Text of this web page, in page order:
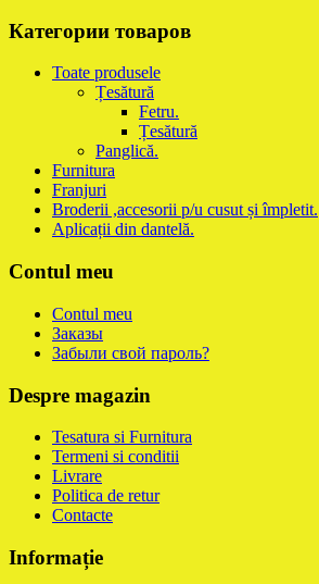
Категории товаров
Toate produsele
Țesătură
Fetru.
Țesătură
Panglică.
Furnitura
Franjuri
Broderii ,accesorii p/u cusut și împletit.
Aplicații din dantelă.
Contul meu
Contul meu
Заказы
Забыли свой пароль?
Despre magazin
Tesatura si Furnitura
Termeni si conditii
Livrare
Politica de retur
Contacte
Informație